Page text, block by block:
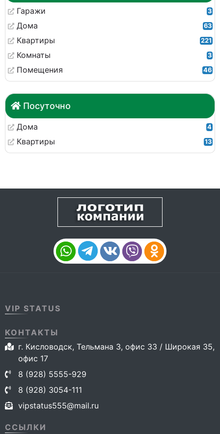
Гаражи 3
Дома 63
Квартиры 221
Комнаты 3
Помещения 46
Посуточно
Дома 4
Квартиры 13
VIP STATUS
КОНТАКТЫ
г. Кисловодск, Тельмана 3, офис 33 / Широкая 35,
офис 17
8 (928) 5555-929
8 (928) 3054-111
vipstatus555@mail.ru
ССЫЛКИ